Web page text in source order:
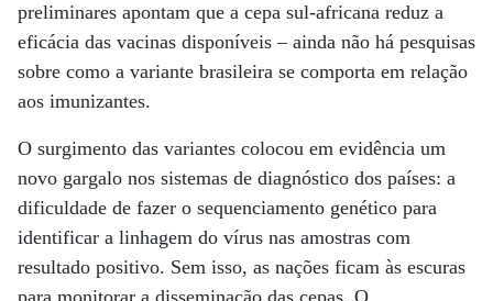
preliminares apontam que a cepa sul-africana reduz a
eficácia das vacinas disponíveis – ainda não há pesquisas
sobre como a variante brasileira se comporta em relação
aos imunizantes.
O surgimento das variantes colocou em evidência um
novo gargalo nos sistemas de diagnóstico dos países: a
dificuldade de fazer o sequenciamento genético para
identificar a linhagem do vírus nas amostras com
resultado positivo. Sem isso, as nações ficam às escuras
para monitorar a disseminação das cepas. O